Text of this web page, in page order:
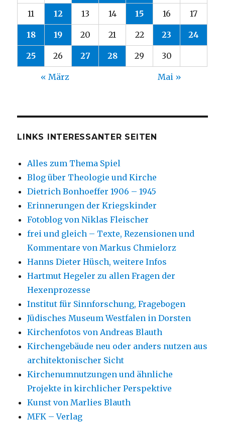
11 12 13 14 15 16 17
18 19 20 21 22 23 24
25 26 27 28 29 30
« März Mai »
LINKS INTERESSANTER SEITEN
Alles zum Thema Spiel
Blog über Theologie und Kirche
Dietrich Bonhoeffer 1906 – 1945
Erinnerungen der Kriegskinder
Fotoblog von Niklas Fleischer
frei und gleich – Texte, Rezensionen und
Kommentare von Markus Chmielorz
Hanns Dieter Hüsch, weitere Infos
Hartmut Hegeler zu allen Fragen der
Hexenprozesse
Institut für Sinnforschung, Fragebogen
Jüdisches Museum Westfalen in Dorsten
Kirchenfotos von Andreas Blauth
Kirchengebäude neu oder anders nutzen aus
architektonischer Sicht
Kirchenumnutzungen und ähnliche
Projekte in kirchlicher Perspektive
Kunst von Marlies Blauth
MFK – Verlag